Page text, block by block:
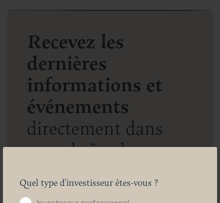
Quel type d'investisseur êtes-vous ?
Recevez les
dernières
informations et
événements
directement dans
votre boîte de
réception